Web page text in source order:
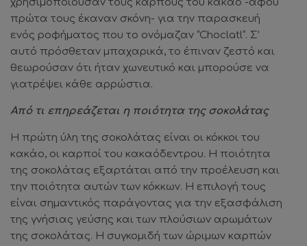
χρησιμοποιούσαν τους καρπούς του κακάο -αφού
πρώτα τους έκαναν σκόνη- για την παρασκευή
ενός ροφήματος που το ονόμαζαν “Choclatl”. Σ’
αυτό πρόσθεταν μπαχαρικά, το έπιναν ζεστό και
θεωρούσαν ότι ήταν χωνευτικό και μπορούσε να
γιατρέψει κάθε αρρώστια.
Από τι επηρεάζεται η ποιότητα της σοκολάτας
Η πρώτη ύλη της σοκολάτας είναι οι κόκκοι του
κακάο, οι καρποί του κακαόδεντρου. Η ποιότητα
της σοκολάτας εξαρτάται από την προέλευση και
την ποιότητα αυτών των κόκκων. Η επιλογή τους
είναι σημαντικός παράγοντας για την εξασφάλιση
της γνήσιας γεύσης και των πλούσιων αρωμάτων
της σοκολάτας. H συγκομιδή των ώριμων καρπών